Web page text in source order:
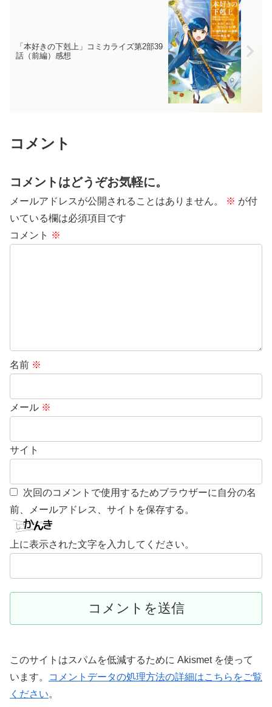
「本好きの下剋上」コミカライズ第2部39
話（前編）感想
コメント
コメントはどうぞお気軽に。
メールアドレスが公開されることはありません。 ※ が付
いている欄は必須項目です
コメント ※
名前 ※
メール ※
サイト
次回のコメントで使用するためブラウザーに自分の名
前、メールアドレス、サイトを保存する。
上に表示された文字を入力してください。
このサイトはスパムを低減するために Akismet を使って
います。
コメントデータの処理方法の詳細はこちらをご覧
ください。